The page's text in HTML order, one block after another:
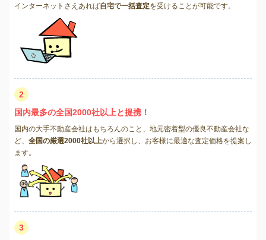
インターネットさえあれば自宅で一括査定を受けることが可能です。
2
国内最多の全国2000社以上と提携！
国内の大手不動産会社はもちろんのこと、地元密着型の優良不動産会社な
ど、 全国の厳選2000社以上から選択し、お客様に最適な査定価格を提案し
ます。
3